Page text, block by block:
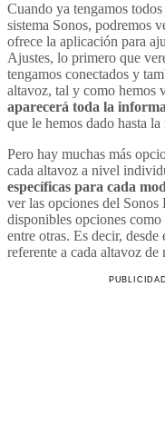
Cuando ya tengamos
sistema Sonos, podremos
ofrece la aplicación para
Ajustes, lo primero que
tengamos conectados y
altavoz, tal y como hemos
aparecerá toda la
que le hemos dado hasta
Pero hay muchas más
cada altavoz a nivel
específicas para cada
ver las opciones del Sonos
disponibles opciones
entre otras. Es decir,
referente a cada altavoz